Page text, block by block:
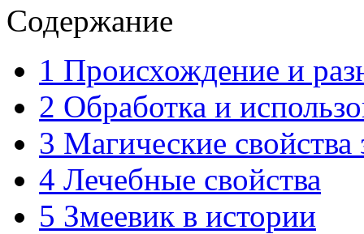
Содержание
1 Происхождение и
2 Обработка и
3 Магические свойства
4 Лечебные свойства
5 Змеевик в истории